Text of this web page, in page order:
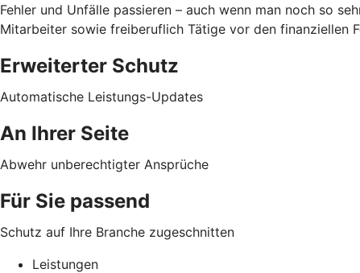
Fehler und Unfälle passieren – auch wenn man noch so
Mitarbeiter sowie freiberuflich Tätige vor den finanziellen
Erweiterter Schutz
Automatische Leistungs-Updates
An Ihrer Seite
Abwehr unberechtigter Ansprüche
Für Sie passend
Schutz auf Ihre Branche zugeschnitten
Leistungen